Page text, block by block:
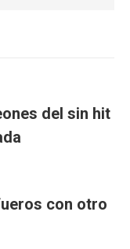
del sin hit
con otro